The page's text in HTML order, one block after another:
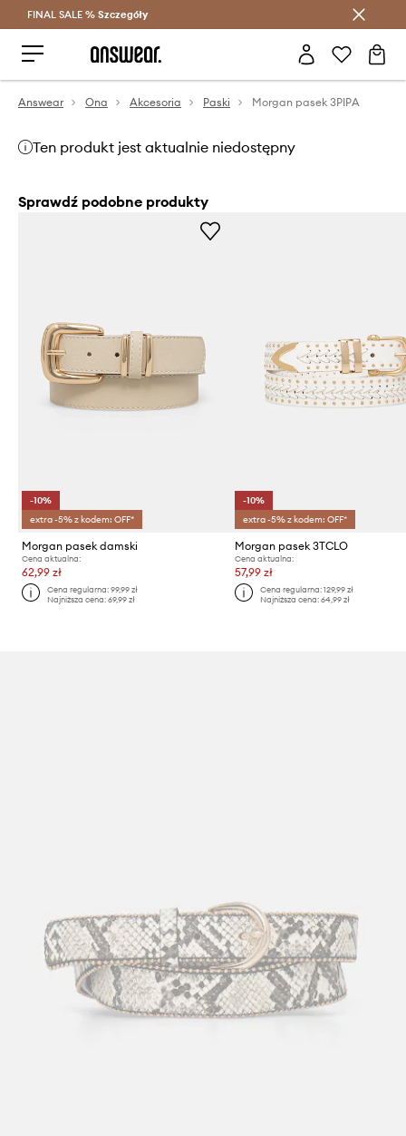
Oszczędzaj z Answear Club >
FINAL SALE % Szczegóły
Answear Ona Akcesoria Paski Morgan pasek 3PIPA
Ten produkt jest aktualnie niedostępny
Sprawdź podobne produkty
-10%
extra -5% z kodem: OFF*
Morgan pasek damski
Cena aktualna:
62,99 zł
Cena regularna:99,99 zł
Najniższa cena:69,99 zł
-10%
extra -5% z kodem: OFF*
Morgan pasek 3TCLO
Cena aktualna:
57,99 zł
Cena regularna: 129,99 zł
Najniższa cena: 64,99 zł